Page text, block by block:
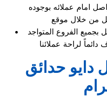
امام عملائه بوجوده
من خلال موقع
بجميع الفروع المتواجد
دايو حدائق